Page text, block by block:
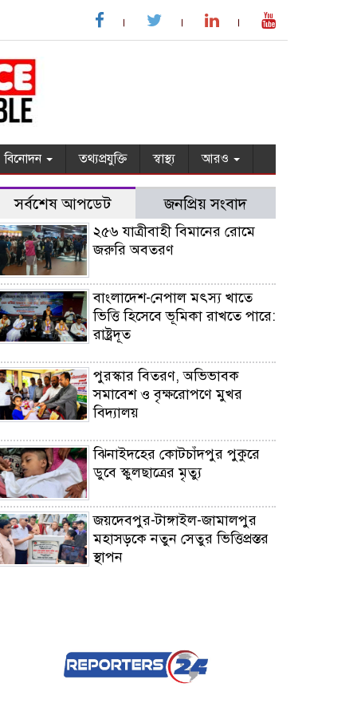
বিনোদন তথ্যপ্রযুক্তি স্বাস্থ্য আরও
সর্বশেষ আপডেট জনপ্রিয় সংবাদ
২৫৬ যাত্রীবাহী বিমানের রোমে
জরুরি অবতরণ
বাংলাদেশ-নেপাল মৎস্য খাতে
ভিত্তি হিসেবে ভূমিকা রাখতে পারে:
রাষ্ট্রদূত
পুরস্কার বিতরণ, অভিভাবক
সমাবেশ ও বৃক্ষরোপণে মুখর
বিদ্যালয়
ঝিনাইদহের কোটচাঁদপুর পুকুরে
ডুবে স্কুলছাত্রের মৃত্যু
জয়দেবপুর-টাঙ্গাইল-জামালপুর
মহাসড়কে নতুন সেতুর ভিত্তিপ্রস্তর
স্থাপন
কালাইয়ে বিদ্যুৎস্পৃষ্ট হয়ে